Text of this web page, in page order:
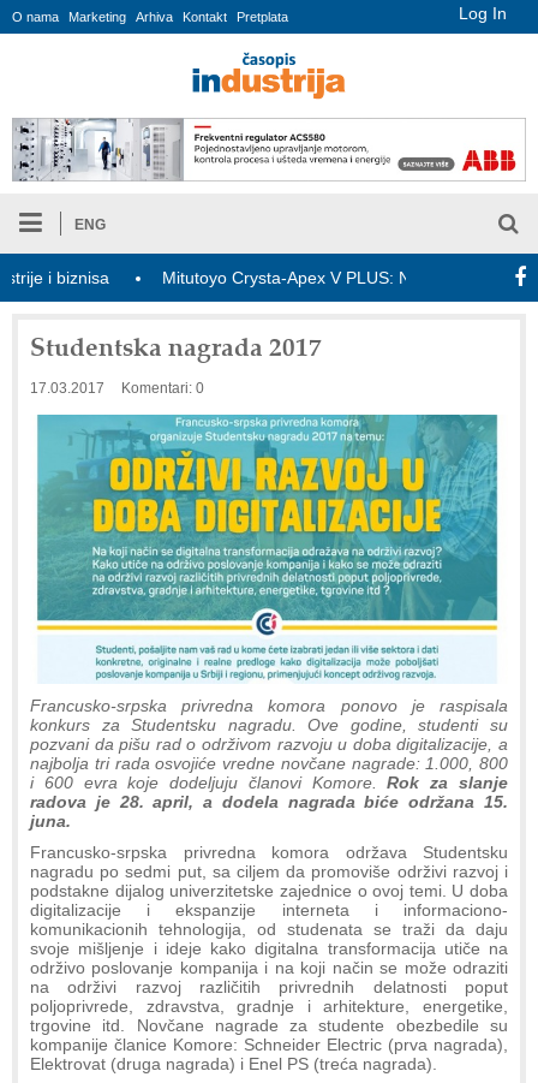
Log In
O nama Marketing Arhiva Kontakt Pretplata
ENG
i biznisa Mitutoyo Crysta-Apex V PLUS: Nova era CNC merenja
Studentska nagrada 2017
17.03.2017 Komentari: 0
Francusko-srpska privredna komora ponovo je raspisala
konkurs za Studentsku nagradu. Ove godine, studenti su
pozvani da pišu rad o održivom razvoju u doba digitalizacije, a
najbolja tri rada osvojiće vredne novčane nagrade: 1.000, 800
i 600 evra koje dodeljuju članovi Komore.Rok za slanje
radova je 28. april, a dodela nagrada biće održana 15.
juna.
Francusko-srpska privredna komora održava Studentsku
nagradu po sedmi put, sa ciljem da promoviše održivi razvoj i
podstakne dijalog univerzitetske zajednice o ovoj temi. U doba
digitalizacije i ekspanzije interneta i informaciono-
komunikacionih tehnologija, od studenata se traži da daju
svoje mišljenje i ideje kako digitalna transformacija utiče na
održivo poslovanje kompanija i na koji način se može odraziti
na održivi razvoj različitih privrednih delatnosti poput
poljoprivrede, zdravstva, gradnje i arhitekture, energetike,
trgovine itd. Novčane nagrade za studente obezbedile su
kompanije članice Komore: Schneider Electric (prva nagrada),
Elektrovat (druga nagrada) i Enel PS (treća nagrada).